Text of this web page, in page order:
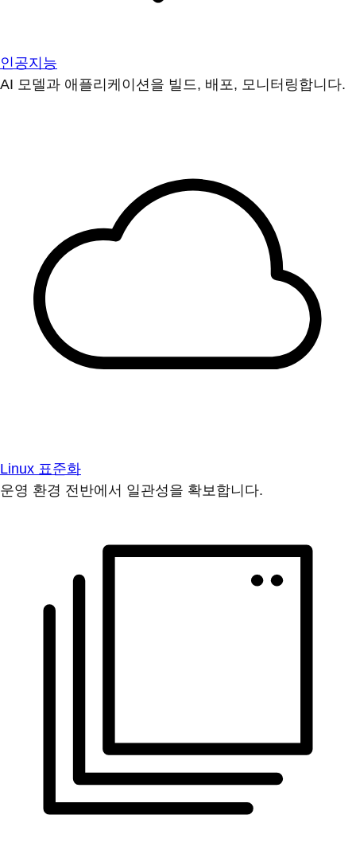
인공지능
AI 모델과 애플리케이션을 빌드, 배포, 모니터링합니다.
Linux 표준화
운영 환경 전반에서 일관성을 확보합니다.